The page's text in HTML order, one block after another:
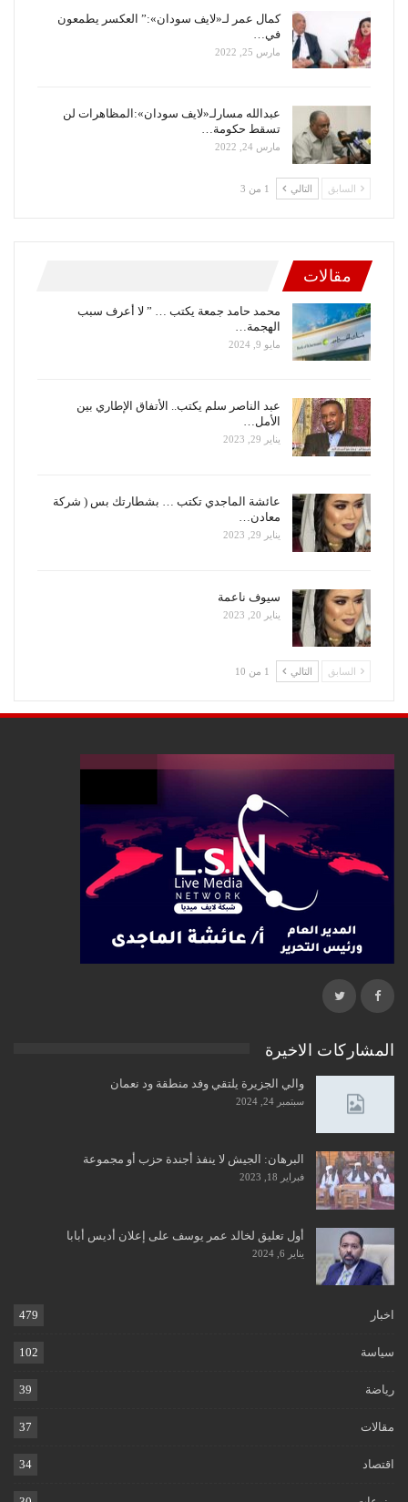
كمال عمر لـ«لايف سودان»:” العكسر يطمعون
في…
مارس 25, 2022
عبدالله مسارلـ«لايف سودان»:المظاهرات لن
تسقط حكومة…
مارس 24, 2022
السابق التالي 1 من 3
مقالات
محمد حامد جمعة يكتب … ” لا أعرف سبب
الهجمة…
مايو 9, 2024
عبد الناصر سلم يكتب.. الأتفاق الإطاري بين
الأمل…
يناير 29, 2023
عائشة الماجدي تكتب … بشطارتك بس ( شركة
معادن…
يناير 29, 2023
سيوف ناعمة
يناير 20, 2023
السابق التالي 1 من 10
المشاركات الاخيرة
والي الجزيرة يلتقي وفد منطقة ود نعمان
سبتمبر 24, 2024
البرهان: الجيش لا ينفذ أجندة حزب أو مجموعة
فبراير 18, 2023
أول تعليق لخالد عمر يوسف على إعلان أديس أبابا
يناير 6, 2024
اخبار 479
سياسة 102
رياضة 39
مقالات 37
اقتصاد 34